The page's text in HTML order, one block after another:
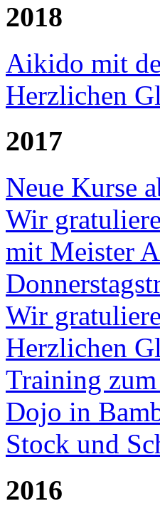
2018
Aikido mit
Herzlichen
2017
Neue Kurse
Wir
mit Meister
Wir
Herzlichen
Training
Dojo in
Stock und
2016